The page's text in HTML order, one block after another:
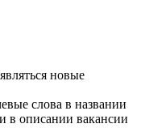
новые
слова в названии
в описании вакансии